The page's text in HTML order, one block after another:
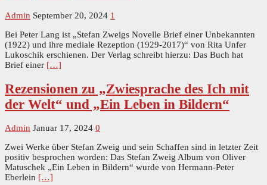
Admin September 20, 2024 1
Bei Peter Lang ist „Stefan Zweigs Novelle Brief einer Unbekannten
(1922) und ihre mediale Rezeption (1929-2017)“ von Rita Unfer
Lukoschik erschienen. Der Verlag schreibt hierzu: Das Buch hat
Brief einer […]
Rezensionen zu „Zwiesprache des Ich mit
der Welt“ und „Ein Leben in Bildern“
Admin Januar 17, 2024 0
Zwei Werke über Stefan Zweig und sein Schaffen sind in letzter Zeit
positiv besprochen worden: Das Stefan Zweig Album von Oliver
Matuschek „Ein Leben in Bildern“ wurde von Hermann-Peter
Eberlein […]